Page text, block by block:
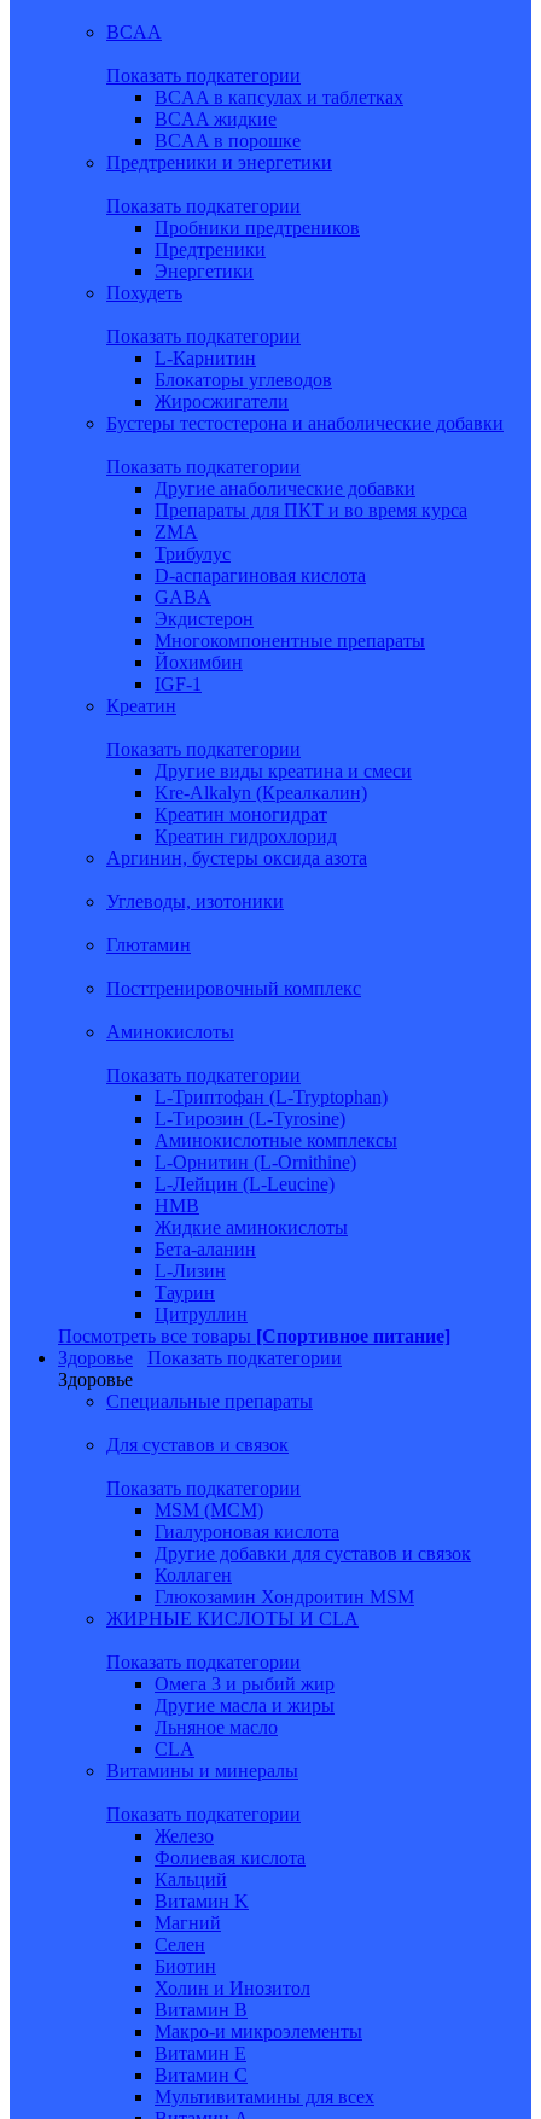
BCAA
Показать подкатегории
BCAA в капсулах и таблетках
BCAA жидкие
BCAA в порошке
Предтреники и энергетики
Показать подкатегории
Пробники предтреников
Предтреники
Энергетики
Похудеть
Показать подкатегории
L-Карнитин
Блокаторы углеводов
Жиросжигатели
Бустеры тестостерона и анаболические добавки
Показать подкатегории
Другие анаболические добавки
Препараты для ПКТ и во время курса
ZMA
Трибулус
D-аспарагиновая кислота
GABA
Экдистерон
Многокомпонентные препараты
Йохимбин
IGF-1
Креатин
Показать подкатегории
Другие виды креатина и смеси
Kre-Alkalyn (Креалкалин)
Креатин моногидрат
Креатин гидрохлорид
Аргинин, бустеры оксида азота
Углеводы, изотоники
Глютамин
Посттренировочный комплекс
Аминокислоты
Показать подкатегории
L-Триптофан (L-Tryptophan)
L-Тирозин (L-Tyrosine)
Аминокислотные комплексы
L-Орнитин (L-Ornithine)
L-Лейцин (L-Leucine)
HMB
Жидкие аминокислоты
Бета-аланин
L-Лизин
Таурин
Цитруллин
Посмотреть все товары [Спортивное питание]
Здоровье
Показать подкатегории
Здоровье
Специальные препараты
Для суставов и связок
Показать подкатегории
MSM (МСМ)
Гиалуроновая кислота
Другие добавки для суставов и связок
Коллаген
Глюкозамин Хондроитин MSM
ЖИРНЫЕ КИСЛОТЫ И CLA
Показать подкатегории
Омега 3 и рыбий жир
Другие масла и жиры
Льняное масло
CLA
Витамины и минералы
Показать подкатегории
Железо
Фолиевая кислота
Кальций
Витамин K
Магний
Селен
Биотин
Холин и Инозитол
Витамин B
Макро-и микроэлементы
Витамин Е
Витамин С
Мультивитамины для всех